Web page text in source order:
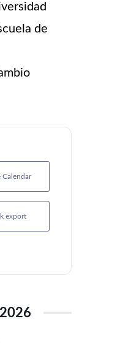
de
Calendar
export